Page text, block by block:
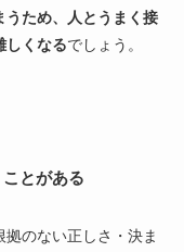
うため、人とうまく接
しくなるでしょう。
とがある
のない正しさ・決ま